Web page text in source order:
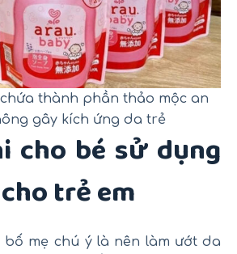
thành phần thảo mộc an
gây kích ứng da trẻ
cho bé sử dụng
trẻ em
bố mẹ chú ý là nên làm ướt da